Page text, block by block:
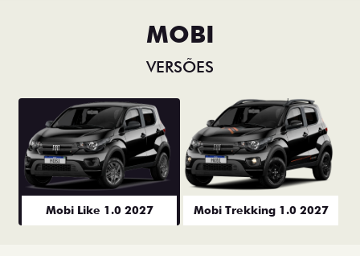
MOBI
VERSÕES
Mobi Like 1.0 2027 Mobi Trekking 1.0 2027